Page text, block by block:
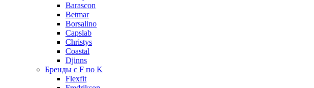
Barascon
Betmar
Borsalino
Capslab
Christys
Coastal
Djinns
Бренды с F по K
Flexfit